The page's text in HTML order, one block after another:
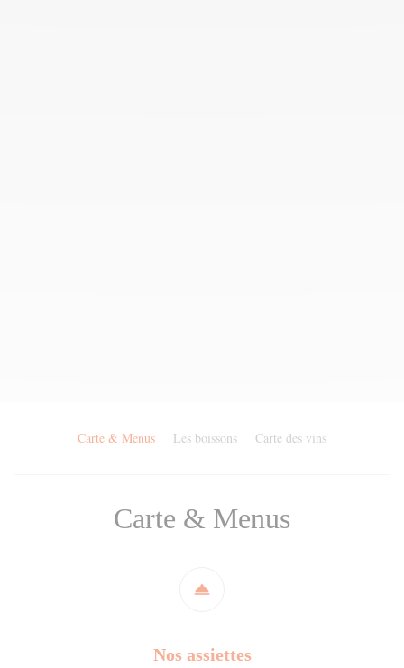
Carte & Menus Les boissons Carte des vins
Carte & Menus
Nos assiettes